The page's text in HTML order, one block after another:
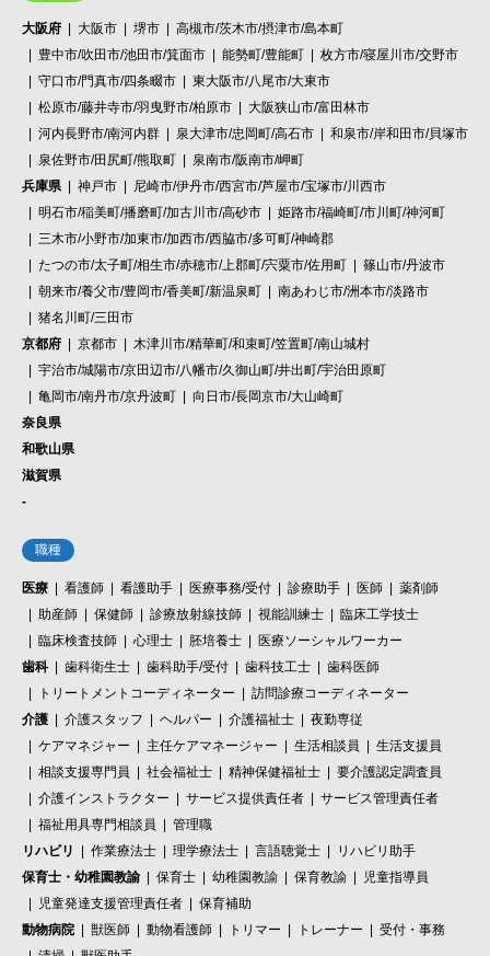
大阪府 大阪市 堺市
高槻市/茨木市/摂津市/島本町
豊中市/吹田市/池田市/箕面市
能勢町/豊能町
枚方市/寝屋川市/交野市
守口市/門真市/四条畷市
東大阪市/八尾市/大東市
松原市/藤井寺市/羽曳野市/柏原市
大阪狭山市/富田林市
河内長野市/南河内群
泉大津市/忠岡町/高石市
和泉市/岸和田市/貝塚市
泉佐野市/田尻町/熊取町
泉南市/阪南市/岬町
兵庫県
神戸市
尼崎市/伊丹市/西宮市/芦屋市/宝塚市/川西市
明石市/稲美町/播磨町/加古川市/高砂市
姫路市/福崎町/市川町/神河町
三木市/小野市/加東市/加西市/西脇市/多可町/神崎郡
たつの市/太子町/相生市/赤穂市/上郡町/宍粟市/佐用町
篠山市/丹波市
朝来市/養父市/豊岡市/香美町/新温泉町
南あわじ市/洲本市/淡路市
猪名川町/三田市
京都府
京都市
木津川市/精華町/和束町/笠置町/南山城村
宇治市/城陽市/京田辺市/八幡市/久御山町/井出町/宇治田原町
亀岡市/南丹市/京丹波町
向日市/長岡京市/大山崎町
奈良県
和歌山県
滋賀県
-
職種
医療 看護師 看護助手 医療事務/受付 診療助手 医師
薬剤師
助産師
保健師 診療放射線技師 視能訓練士
臨床工学技士
臨床検査技師
心理士 胚培養士
医療ソーシャルワーカー
歯科
歯科衛生士 歯科助手/受付 歯科技工士
歯科医師
トリートメントコーディネーター
訪問診療コーディネーター
介護
介護スタッフ ヘルパー 介護福祉士
夜勤専従
ケアマネジャー
主任ケアマネージャー 生活相談員
生活支援員
相談支援専門員
社会福祉士 精神保健福祉士
要介護認定調査員
介護インストラクター
サービス提供責任者
サービス管理責任者
福祉用具専門相談員
管理職
リハビリ
作業療法士 理学療法士 言語聴覚士
リハビリ助手
保育士・幼稚園教諭
保育士 幼稚園教諭 保育教諭
児童指導員
児童発達支援管理責任者
保育補助
動物病院
獣医師 動物看護師 トリマー トレーナー
受付・事務